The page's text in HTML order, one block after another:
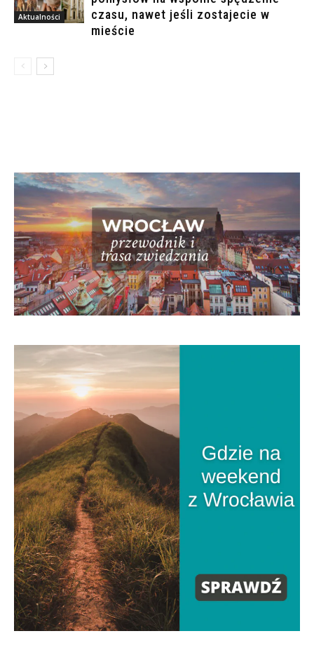
Aktualności
czasu, nawet jeśli zostajecie w
mieście